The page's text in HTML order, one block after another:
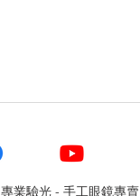
​專業驗光 - 手工眼鏡專賣